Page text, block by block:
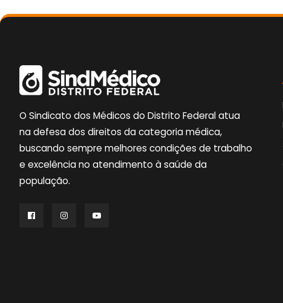
O Sindicato dos Médicos do Distrito Federal atua
na defesa dos direitos da categoria médica,
buscando sempre melhores condições de trabalho
e excelência no atendimento à saúde da
população.